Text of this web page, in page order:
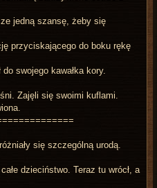
jedną szansę, żeby się
przyciskającego do boku rękę
swojego kawałka kory.
Zajęli się swoimi kuflami.
się szczególną urodą.
dzieciństwo. Teraz tu wrócł, a